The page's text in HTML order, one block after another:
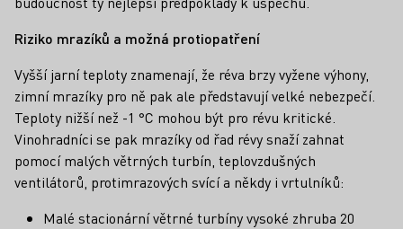
Riziko mrazíků a možná protiopatření
Vyšší jarní teploty znamenají, že réva brzy vyžene výhony,
zimní mrazíky pro ně pak ale představují velké nebezpečí.
Teploty nižší než -1 °C mohou být pro révu kritické.
Vinohradníci se pak mrazíky od řad révy snaží zahnat
pomocí malých větrných turbín, teplovzdušných
ventilátorů, protimrazových svící a někdy i vrtulníků:
Malé stacionární větrné turbíny vysoké zhruba 20